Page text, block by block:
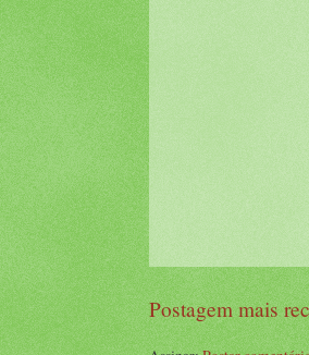
Postagem mais